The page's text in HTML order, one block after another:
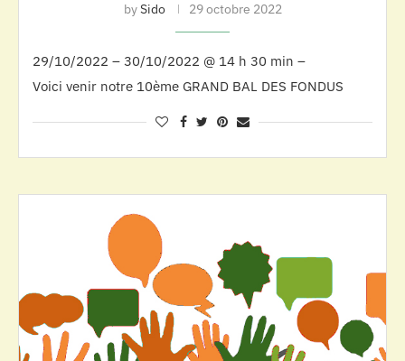
bySido 29 octobre 2022
29/10/2022 – 30/10/2022 @ 14 h 30 min –
Voici venir notre 10ème GRAND BAL DES FONDUS